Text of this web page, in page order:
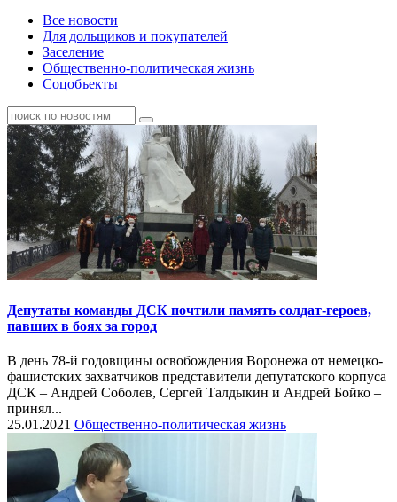
Все новости
Для дольщиков и покупателей
Заселение
Общественно-политическая жизнь
Соцобъекты
Депутаты команды ДСК почтили память солдат-героев,
павших в боях за город
В день 78-й годовщины освобождения Воронежа от немецко-
фашистских захватчиков представители депутатского корпуса
ДСК – Андрей Соболев, Сергей Талдыкин и Андрей Бойко –
принял...
25.01.2021 Общественно-политическая жизнь